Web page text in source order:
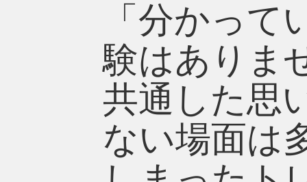
「分かっ
験はありま
共通した思
ない場面は